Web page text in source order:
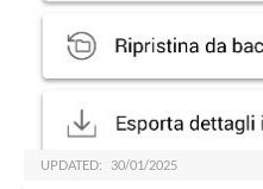
UPDATED: 30/01/2025